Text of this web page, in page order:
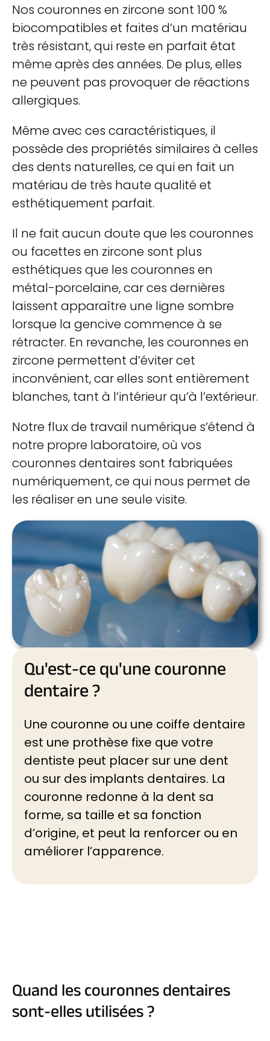
Nos couronnes en zircone sont 100 %
biocompatibles et faites d’un matériau
très résistant, qui reste en parfait état
même après des années. De plus, elles
ne peuvent pas provoquer de réactions
allergiques.
Même avec ces caractéristiques, il
possède des propriétés similaires à celles
des dents naturelles, ce qui en fait un
matériau de très haute qualité et
esthétiquement parfait.
Il ne fait aucun doute que les couronnes
ou facettes en zircone sont plus
esthétiques que les couronnes en
métal-porcelaine, car ces dernières
laissent apparaître une ligne sombre
lorsque la gencive commence à se
rétracter. En revanche, les couronnes en
zircone permettent d’éviter cet
inconvénient, car elles sont entièrement
blanches, tant à l’intérieur qu’à l’extérieur.
Notre flux de travail numérique s’étend à
notre propre laboratoire, où vos
couronnes dentaires sont fabriquées
numériquement, ce qui nous permet de
les réaliser en une seule visite.
Qu'est-ce qu'une couronne
dentaire ?
Une couronne ou une coiffe dentaire
est une prothèse fixe que votre
dentiste peut placer sur une dent
ou sur des implants dentaires. La
couronne redonne à la dent sa
forme, sa taille et sa fonction
d’origine, et peut la renforcer ou en
améliorer l’apparence.
Quand les couronnes dentaires
sont-elles utilisées ?